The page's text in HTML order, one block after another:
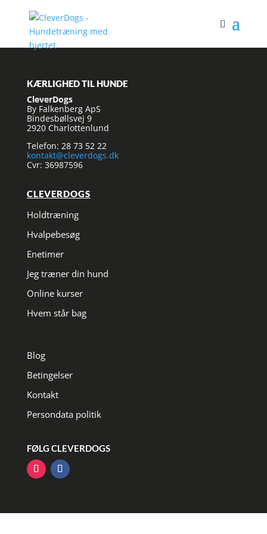
KÆRLIGHED TIL HUNDE
CleverDogs
By Falkenberg ApS
Bindesbøllsvej 9
2920 Charlottenlund
Telefon: 28 73 52 22
kontakt@cleverdogs.dk
Cvr: 36987596
CLEVERDOGS
Holdtræning
Hvalpebesøg
Enetimer
Jeg træner din hund
Online kurser
Hvem står bag
Blog
Betingelser
Kontakt
Persondata politik
FØLG CLEVERDOGS